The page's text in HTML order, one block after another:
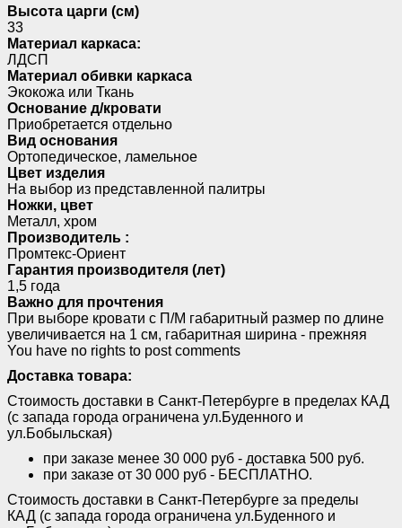
Высота царги (см)
33
Материал каркаса:
ЛДСП
Материал обивки каркаса
Экокожа или Ткань
Основание д/кровати
Приобретается отдельно
Вид основания
Ортопедическое, ламельное
Цвет изделия
На выбор из представленной палитры
Ножки, цвет
Металл, хром
Производитель :
Промтекс-Ориент
Гарантия производителя (лет)
1,5 года
Важно для прочтения
При выборе кровати с П/М габаритный размер по длине
увеличивается на 1 см, габаритная ширина - прежняя
You have no rights to post comments
Доставка товара:
Стоимость доставки в Санкт-Петербурге в пределах КАД
(с запада города ограничена ул.Буденного и
ул.Бобыльская)
при заказе менее 30 000 руб - доставка 500 руб.
при заказе от 30 000 руб - БЕСПЛАТНО.
Стоимость доставки в Санкт-Петербурге за пределы
КАД (с запада города ограничена ул.Буденного и